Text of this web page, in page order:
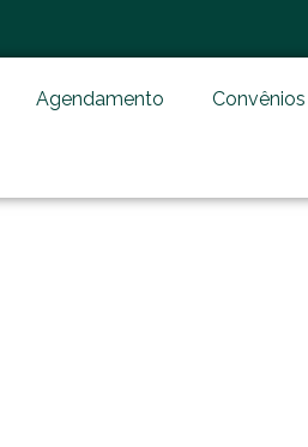
Agendamento Convênios